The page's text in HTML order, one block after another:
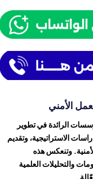
الأمني
الرائدة في تطوير
الاستراتيجية، وتقديم
وتنعكس هذه
والتحليلات العلمية